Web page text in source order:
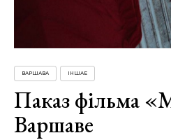
ВАРШАВА ІНШАЕ
Паказ фільма
Варшаве